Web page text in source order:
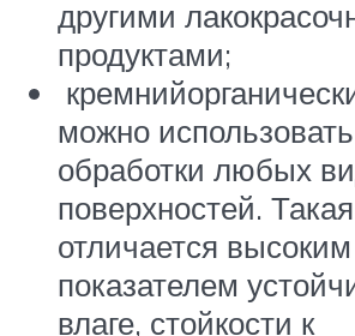
другими
продуктами;
можно
обработки любых
поверхностей.
отличается высоким
показателем
влаге, стойкости к